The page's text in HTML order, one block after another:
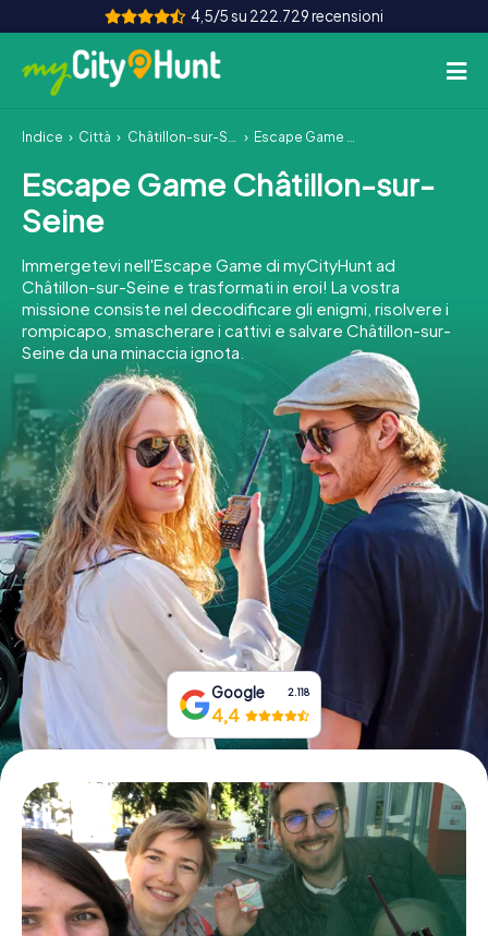
4,5/5 su 222.729 recensioni
Come funziona
Città
Team Building
Biglietti
INT AT CH
DE
ES
FR UK
IE
IT
NL
Prenota Biglietti
Acquista i Voucher
Indice Città Châtillon-sur-Seine Escape Game Châtillon-sur-Seine
Escape Game Châtillon-sur-
Seine
Immergetevi nell'Escape Game di myCityHunt ad
Châtillon-sur-Seine e trasformati in eroi! La vostra
missione consiste nel decodificare gli enigmi, risolvere i
rompicapo, smascherare i cattivi e salvare Châtillon-sur-
Seine da una minaccia ignota.
Google 2.118
4,4